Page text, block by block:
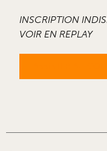
INSCRIPTION
VOIR EN REPLAY